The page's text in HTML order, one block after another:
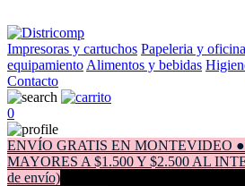
Impresoras y cartuchos Papeleria y oficina
equipamiento Alimentos y bebidas
Contacto
0
ENVÍO GRATIS EN MONTEVIDEO
MAYORES A $1.500 Y $2.500 AL
de envío)